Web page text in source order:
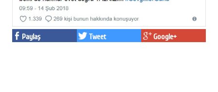
Facebook
Twitter
Paylaş Tweet Google+